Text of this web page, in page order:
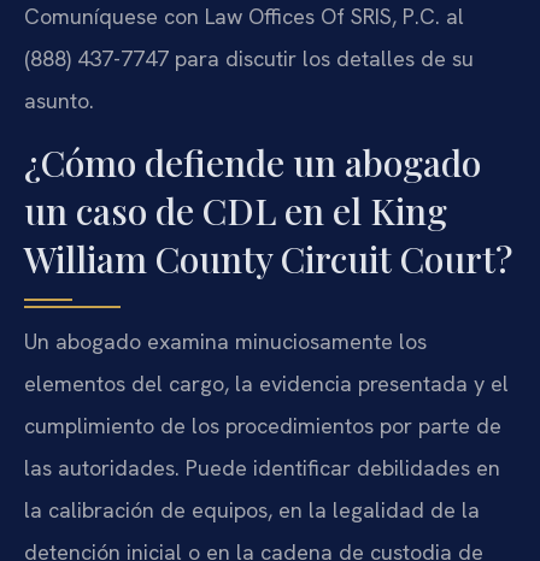
Comuníquese con Law Offices Of SRIS, P.C. al
(888) 437-7747 para discutir los detalles de su
asunto.
¿Cómo defiende un abogado
un caso de CDL en el King
William County Circuit Court?
Un abogado examina minuciosamente los
elementos del cargo, la evidencia presentada y el
cumplimiento de los procedimientos por parte de
las autoridades. Puede identificar debilidades en
la calibración de equipos, en la legalidad de la
detención inicial o en la cadena de custodia de